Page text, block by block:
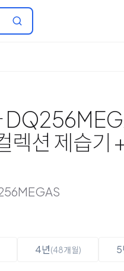
렉션 제습기
4년(48개월) 5